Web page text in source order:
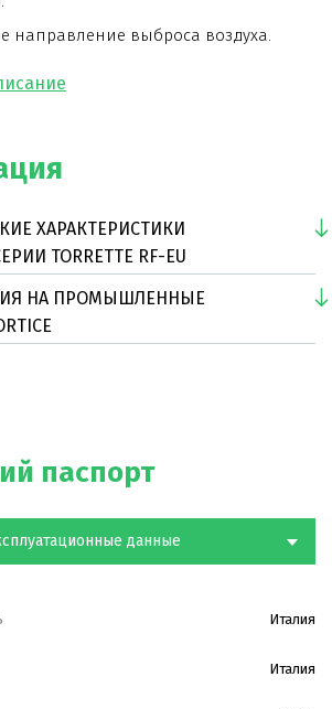
направление выброса воздуха.
работе.
ХАРАКТЕРИСТИКИ
TORRETTE RF-EU
НА ПРОМЫШЛЕННЫЕ
паспорт
данные
Италия
Италия